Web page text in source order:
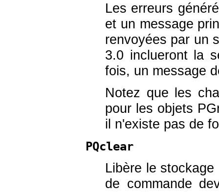
Les erreurs
et un message
renvoyées par un
3.0 inclueront la
fois, un message
Notez que les
pour les objets
il n'existe pas de
PQclear
Libère le
de commande